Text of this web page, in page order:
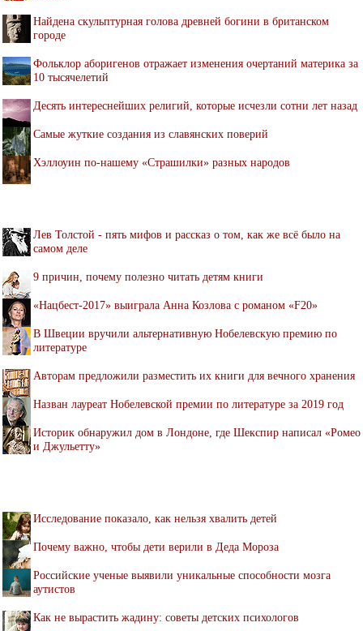
Найдена скульптурная голова древней богини в британском
городе
Фольклор аборигенов отражает изменения очертаний материка за
10 тысячелетий
Десять интереснейших религий, которые исчезли сотни лет назад
Самые жуткие создания из славянских поверий
Хэллоуин по-нашему «Страшилки» разных народов
Лев Толстой - пять мифов и рассказ о том, как же всё было на
самом деле
9 причин, почему полезно читать детям книги
«Нацбест-2017» выиграла Анна Козлова с романом «F20»
В Швеции вручили альтернативную Нобелевскую премию по
литературе
Авторам предложили разместить их книги для вечного хранения
Назван лауреат Нобелевской премии по литературе за 2019 год
Историк обнаружил дом в Лондоне, где Шекспир написал «Ромео
и Джульетту»
Исследование показало, как нельзя хвалить детей
Почему важно, чтобы дети верили в Деда Мороза
Российские ученые выявили уникальные способности мозга
аутистов
Как не вырастить жадину: советы детских психологов